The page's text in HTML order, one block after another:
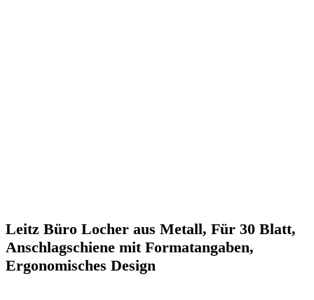
Leitz Büro Locher aus Metall, Für 30 Blatt,
Anschlagschiene mit Formatangaben,
Ergonomisches Design